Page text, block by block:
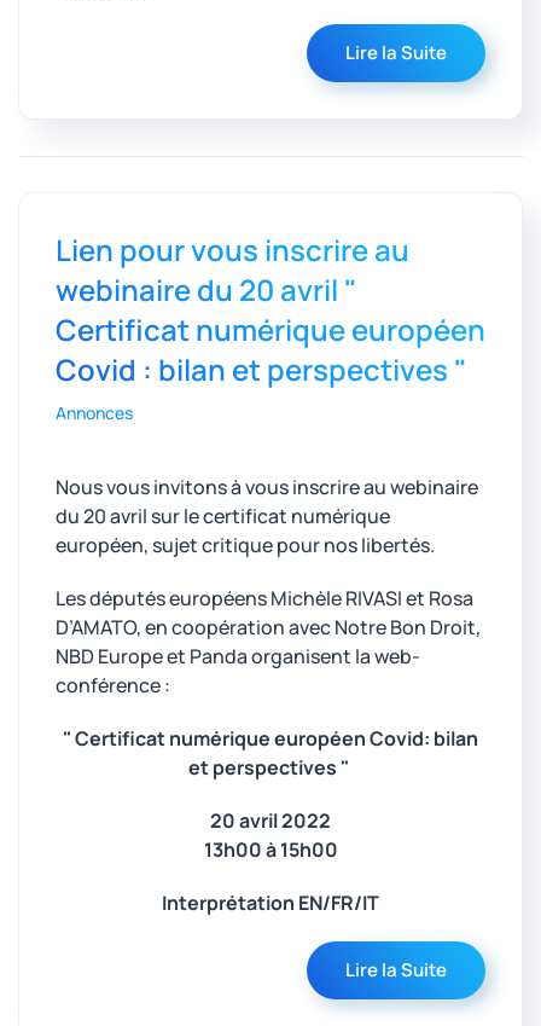
Lire la Suite
Lien pour vous inscrire au
webinaire du 20 avril "
Certificat numérique européen
Covid : bilan et perspectives "
Annonces
Nous vous invitons à vous inscrire au webinaire
du 20 avril sur le certificat numérique
européen, sujet critique pour nos libertés.
Les députés européens Michèle RIVASI et Rosa
D’AMATO, en coopération avec Notre Bon Droit,
NBD Europe et Panda organisent la web-
conférence :
" Certificat numérique européen Covid: bilan
et perspectives "
20 avril 2022
13h00 à 15h00
Interprétation EN/FR/IT
Lire la Suite